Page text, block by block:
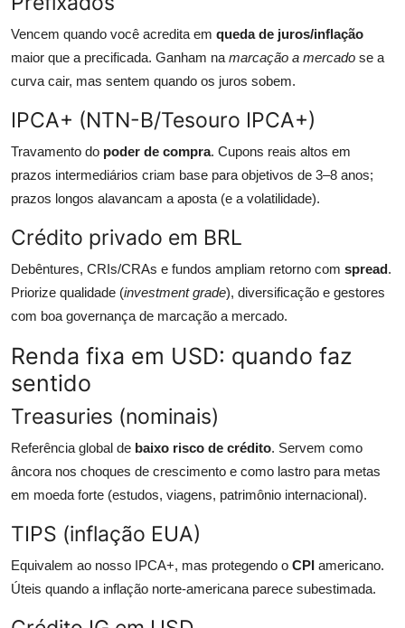
Vencem quando você acredita em queda de juros/inflação
maior que a precificada. Ganham na marcação a mercado se a
curva cair, mas sentem quando os juros sobem.
IPCA+ (NTN-B/Tesouro IPCA+)
Travamento do poder de compra. Cupons reais altos em
prazos intermediários criam base para objetivos de 3–8 anos;
prazos longos alavancam a aposta (e a volatilidade).
Crédito privado em BRL
Debêntures, CRIs/CRAs e fundos ampliam retorno com spread.
Priorize qualidade (investment grade), diversificação e gestores
com boa governança de marcação a mercado.
Renda fixa em USD: quando faz
sentido
Treasuries (nominais)
Referência global de baixo risco de crédito. Servem como
âncora nos choques de crescimento e como lastro para metas
em moeda forte (estudos, viagens, patrimônio internacional).
TIPS (inflação EUA)
Equivalem ao nosso IPCA+, mas protegendo o CPI americano.
Úteis quando a inflação norte-americana parece subestimada.